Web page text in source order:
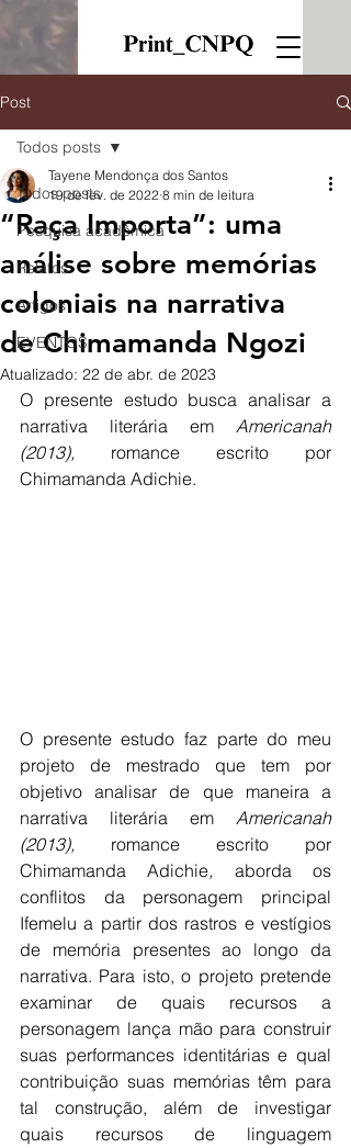
Post
Todos posts
Pesquisa acadêmica
Relatos
Artigos
EVENTOS
Todos posts
“Raça Importa”: uma
análise sobre memórias
coloniais na narrativa
de Chimamanda Ngozi
Tayene Mendonça dos Santos
19 de fev. de 2022 8 min de leitura
Atualizado: 22 de abr. de 2023
O presente estudo busca analisar a
narrativa literária em Americanah
(2013), romance escrito por
Chimamanda Adichie.
O presente estudo faz parte do meu
projeto de mestrado que tem por
objetivo analisar de que maneira a
narrativa literária em Americanah
(2013), romance escrito por
Chimamanda Adichie, aborda os
conflitos da personagem principal
Ifemelu a partir dos rastros e vestígios
de memória presentes ao longo da
narrativa. Para isto, o projeto pretende
examinar de quais recursos a
personagem lança mão para construir
suas performances identitárias e qual
contribuição suas memórias têm para
tal construção, além de investigar
quais recursos de linguagem